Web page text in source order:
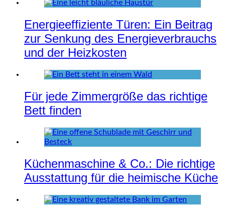
Energieeffiziente Türen: Ein Beitrag
zur Senkung des Energieverbrauchs
und der Heizkosten
Für jede Zimmergröße das richtige
Bett finden
Küchenmaschine & Co.: Die richtige
Ausstattung für die heimische Küche